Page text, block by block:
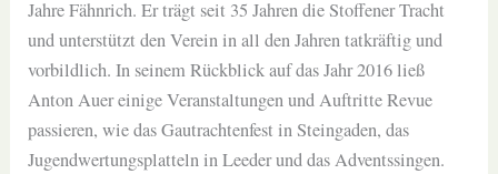
Jahre Fähnrich. Er trägt seit 35 Jahren die Stoffener Tracht
und unterstützt den Verein in all den Jahren tatkräftig und
vorbildlich. In seinem Rückblick auf das Jahr 2016 ließ
Anton Auer einige Veranstaltungen und Auftritte Revue
passieren, wie das Gautrachtenfest in Steingaden, das
Jugendwertungsplatteln in Leeder und das Adventssingen.